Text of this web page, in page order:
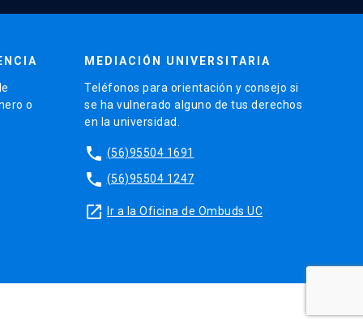
o
MEDIACIÓN UNIVERSITARIA
Teléfonos para orientación y consejo si
se ha vulnerado alguno de tus derechos
en la universidad.
phone (56)95504 1691
phone (56)95504 1247
launch Ir a la Oficina de Ombuds UC